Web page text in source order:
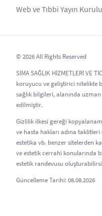
Web ve Tıbbi Yayın Kurulu
© 2026 All Rights Reserved
SİMA SAĞLIK HİZMETLERİ VE
koruyucu ve geliştirici nitelikte
sağlık bilgileri, alanında
edilmiştir.
Gizlilik ilkesi gereği
ve hasta hakları adına
estetika vb. benzer sitelerden
ve estetik cerrahi konularında
estetik randevusu
Güncelleme Tarihi: 08.08.2026